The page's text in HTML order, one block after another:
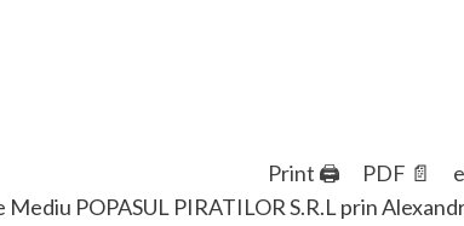
Print 🖨 PDF 📄
POPASUL PIRATILOR S.R.L prin